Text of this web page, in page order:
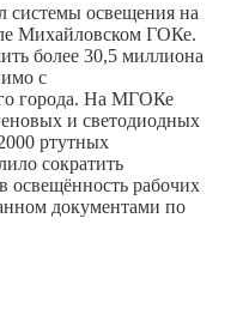
системы освещения на
Михайловском ГОКе.
более 30,5 миллиона
с
города. На МГОКе
и светодиодных
ртутных
сократить
освещённость рабочих
документами по